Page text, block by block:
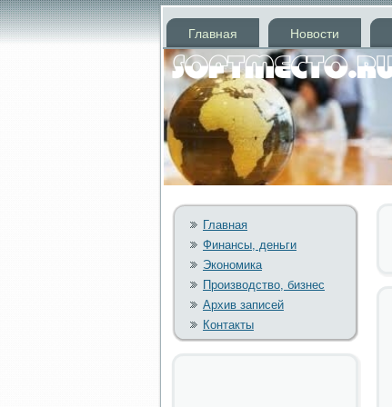
Главная Новости
Главная
Финансы, деньги
Экономика
Производство, бизнес
Архив записей
Контакты